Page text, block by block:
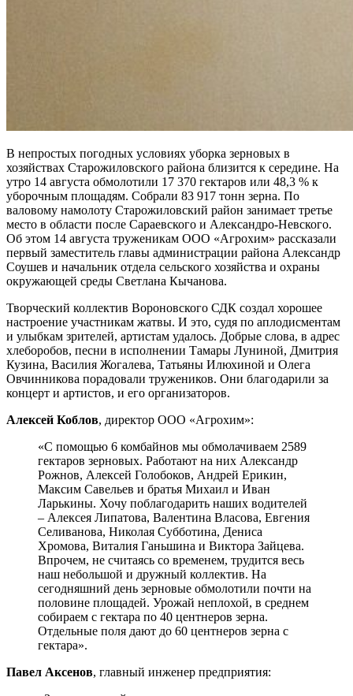
В непростых погодных условиях уборка зерновых в
хозяйствах Старожиловского района близится к середине. На
утро 14 августа обмолотили 17 370 гектаров или 48,3 % к
уборочным площадям. Собрали 83 917 тонн зерна. По
валовому намолоту Старожиловский район занимает третье
место в области после Сараевского и Александро-Невского.
Об этом 14 августа труженикам ООО «Агрохим» рассказали
первый заместитель главы администрации района Александр
Соушев и начальник отдела сельского хозяйства и охраны
окружающей среды Светлана Кычанова.
Творческий коллектив Вороновского СДК создал хорошее
настроение участникам жатвы. И это, судя по аплодисментам
и улыбкам зрителей, артистам удалось. Добрые слова, в адрес
хлеборобов, песни в исполнении Тамары Луниной, Дмитрия
Кузина, Василия Жогалева, Татьяны Илюхиной и Олега
Овчинникова порадовали тружеников. Они благодарили за
концерт и артистов, и его организаторов.
Алексей Коблов, директор ООО «Агрохим»:
«С помощью 6 комбайнов мы обмолачиваем 2589
гектаров зерновых. Работают на них Александр
Рожнов, Алексей Голобоков, Андрей Ерикин,
Максим Савельев и братья Михаил и Иван
Ларькины. Хочу поблагодарить наших водителей
– Алексея Липатова, Валентина Власова, Евгения
Селиванова, Николая Субботина, Дениса
Хромова, Виталия Ганьшина и Виктора Зайцева.
Впрочем, не считаясь со временем, трудится весь
наш небольшой и дружный коллектив. На
сегодняшний день зерновые обмолотили почти на
половине площадей. Урожай неплохой, в среднем
собираем с гектара по 40 центнеров зерна.
Отдельные поля дают до 60 центнеров зерна с
гектара».
Павел Аксенов, главный инженер предприятия: